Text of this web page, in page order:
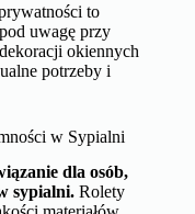
to
uwagę przy
okiennych
potrzeby i
w Sypialni
dla osób,
sypialni.Rolety